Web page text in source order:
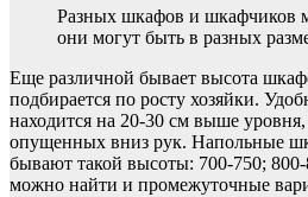
Разных шкафов и шкафчиков
они могут быть в разных
Еще различной бывает высота
подбирается по росту хозяйки.
находится на 20-30 см выше уровня,
опущенных вниз рук. Напольные
бывают такой высоты: 700-750;
можно найти и промежуточные